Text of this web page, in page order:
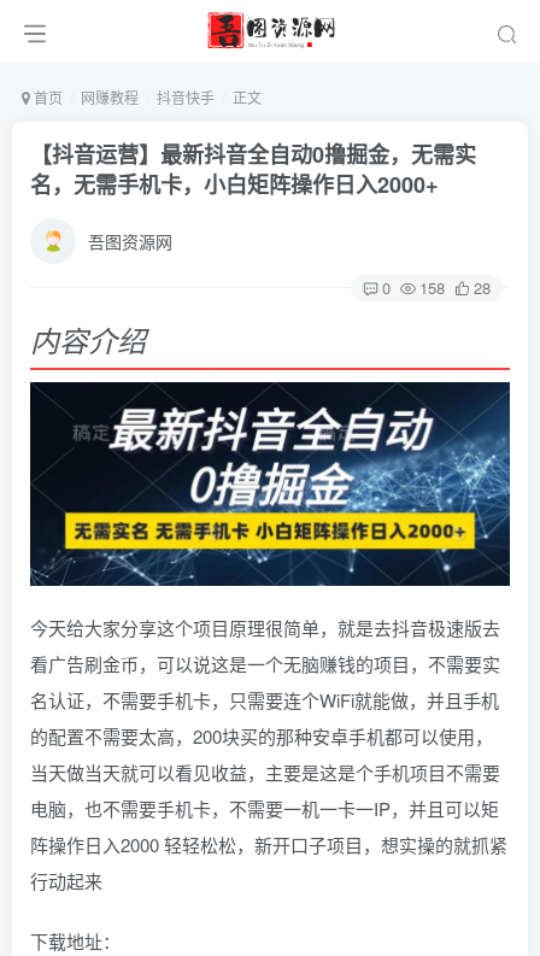
首页 网赚教程 抖音快手 正文
【抖音运营】最新抖音全自动0撸掘金，无需实
名，无需手机卡，小白矩阵操作日入2000+
吾图资源网
0 158 28
内容介绍
今天给大家分享这个项目原理很简单，就是去抖音极速版去
看广告刷金币，可以说这是一个无脑赚钱的项目，不需要实
名认证，不需要手机卡，只需要连个WiFi就能做，并且手机
的配置不需要太高，200块买的那种安卓手机都可以使用，
当天做当天就可以看见收益，主要是这是个手机项目不需要
电脑，也不需要手机卡，不需要一机一卡一IP，并且可以矩
阵操作日入2000 轻轻松松，新开口子项目，想实操的就抓紧
行动起来
下载地址：